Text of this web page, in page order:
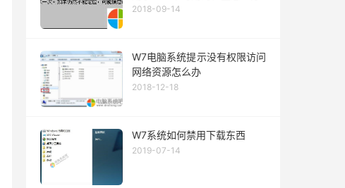
2018-09-14
W7电脑系统提示没有权限访问
网络资源怎么办
2018-12-18
W7系统如何禁用下载东西
2019-07-14